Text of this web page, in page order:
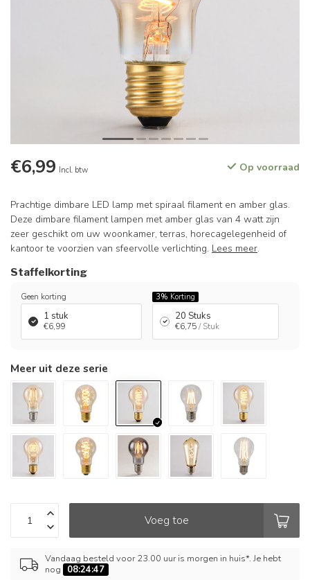
€6,99 Incl. btw Op voorraad
Prachtige dimbare LED lamp met spiraal filament en amber glas.
Deze dimbare filament lampen met amber glas van 4 watt zijn
zeer geschikt om uw woonkamer, terras, horecagelegenheid of
kantoor te voorzien van sfeervolle verlichting. Lees meer.
Staffelkorting
Geen korting
1 stuk
€6,99
3% Korting
20 Stuks
€6,75/ Stuk
Meer uit deze serie
Voeg toe
Vandaag besteld voor 23.00 uur is morgen in huis*. Je hebt
nog
08:24:47